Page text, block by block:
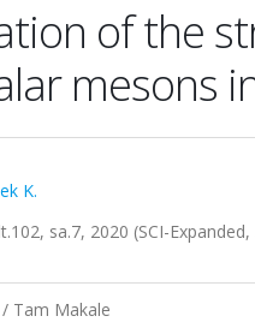
of the
mesons
K.
sa.7, 2020 (SCI-
Tam Makale